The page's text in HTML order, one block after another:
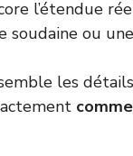
l’étendue
soudaine ou
les